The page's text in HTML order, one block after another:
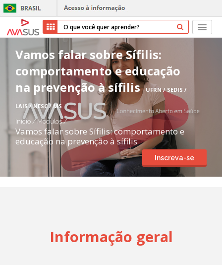
Início
Cursos
Parceiros
Sobre nós
Transparência
Repositório
Cadastrar
Vamos falar sobre Sífilis:
comportamento e educação
na prevenção à sífilis UFRN / SEDIS /
LAIS / NESC / MS
Início / Módulos/
Vamos falar sobre Sífilis: comportamento e
educação na prevenção à sífilis
Inscreva-se
Informação geral